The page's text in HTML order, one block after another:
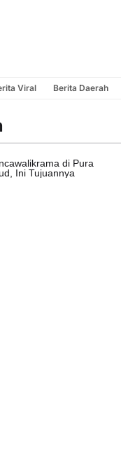
Viral Berita Daerah
di Pura
Ini Tujuannya